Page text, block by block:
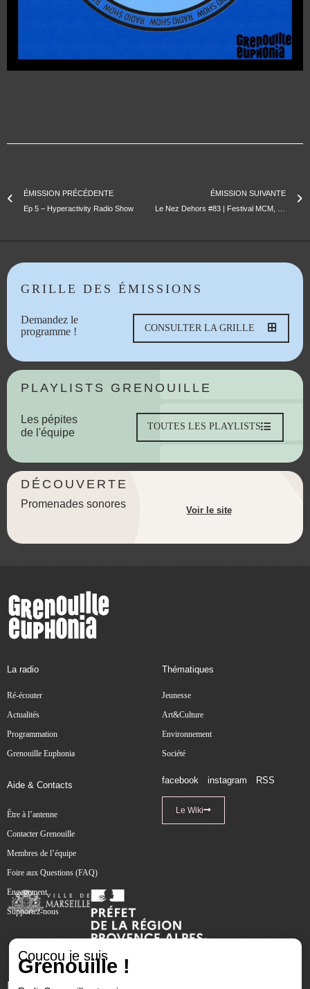
ÉMISSION PRÉCÉDENTE
Ep 5 – Hyperactivity Radio Show
ÉMISSION SUIVANTE
GRILLE DES ÉMISSIONS
Demandez le
programme !
CONSULTER LA GRILLE
PLAYLISTS GRENOUILLE
Les pépites
de l'équipe
TOUTES LES PLAYLISTS
DÉCOUVERTE
Promenades sonores
Voir le site
La radio
Ré-écouter
Actualités
Programmation
Grenouille Euphonia
Thématiques
Jeunesse
Art&Culture
Environnement
Société
Aide & Contacts
Être à l’antenne
Contacter Grenouille
Membres de l’équipe
Foire aux Questions (FAQ)
Engagement
Supportez-nous
facebook instagram RSS
Le Wiki
Coucou je suis
Grenouille !